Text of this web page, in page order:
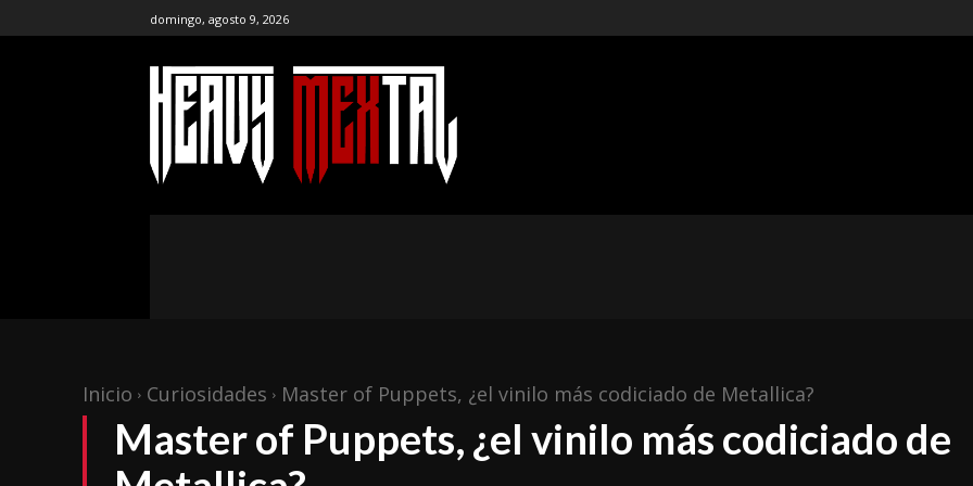
domingo, agosto 9, 2026
Inicio Curiosidades Master of Puppets, ¿el vinilo más codiciado de Metallica?
Master of Puppets, ¿el vinilo más codiciado de